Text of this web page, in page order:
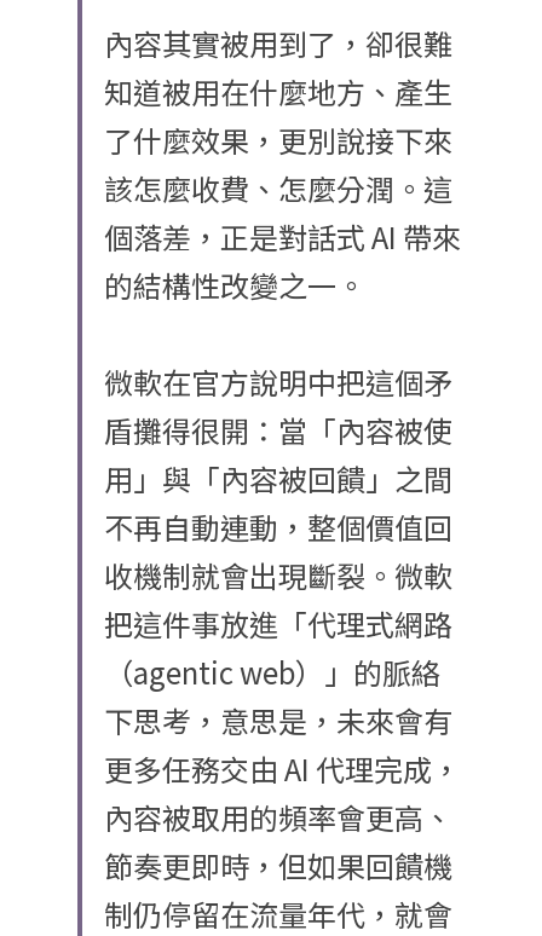
內容其實被用到了，卻很難
知道被用在什麼地方、產生
了什麼效果，更別說接下來
該怎麼收費、怎麼分潤。這
個落差，正是對話式 AI 帶來
的結構性改變之一。
微軟在官方說明中把這個矛
盾攤得很開：當「內容被使
用」與「內容被回饋」之間
不再自動連動，整個價值回
收機制就會出現斷裂。微軟
把這件事放進「代理式網路
（agentic web）」的脈絡
下思考，意思是，未來會有
更多任務交由 AI 代理完成，
內容被取用的頻率會更高、
節奏更即時，但如果回饋機
制仍停留在流量年代，就會